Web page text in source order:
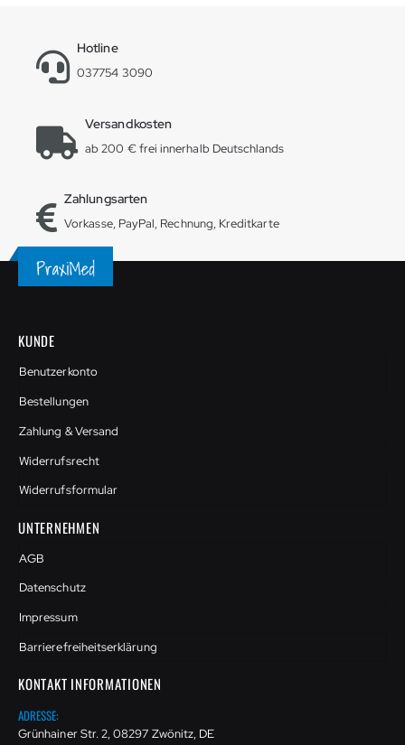
Hotline
037754 3090
Versandkosten
ab 200 € frei innerhalb Deutschlands
Zahlungsarten
Vorkasse, PayPal, Rechnung, Kreditkarte
KUNDE
Benutzerkonto
Bestellungen
Zahlung & Versand
Widerrufsrecht
Widerrufsformular
UNTERNEHMEN
AGB
Datenschutz
Impressum
Barrierefreiheitserklärung
KONTAKT INFORMATIONEN
ADRESSE:
Grünhainer Str. 2, 08297 Zwönitz, DE